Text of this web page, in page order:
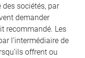
des sociétés, par
demander
recommandé. Les
l’intermédiaire de
offrent ou